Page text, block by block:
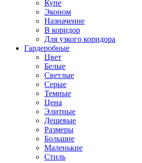
Купе
Эконом
Назначение
В коридор
Для узкого коридора
Гардеробные
Цвет
Белые
Светлые
Серые
Темные
Цена
Элитные
Дешевые
Размеры
Большие
Маленькие
Стиль